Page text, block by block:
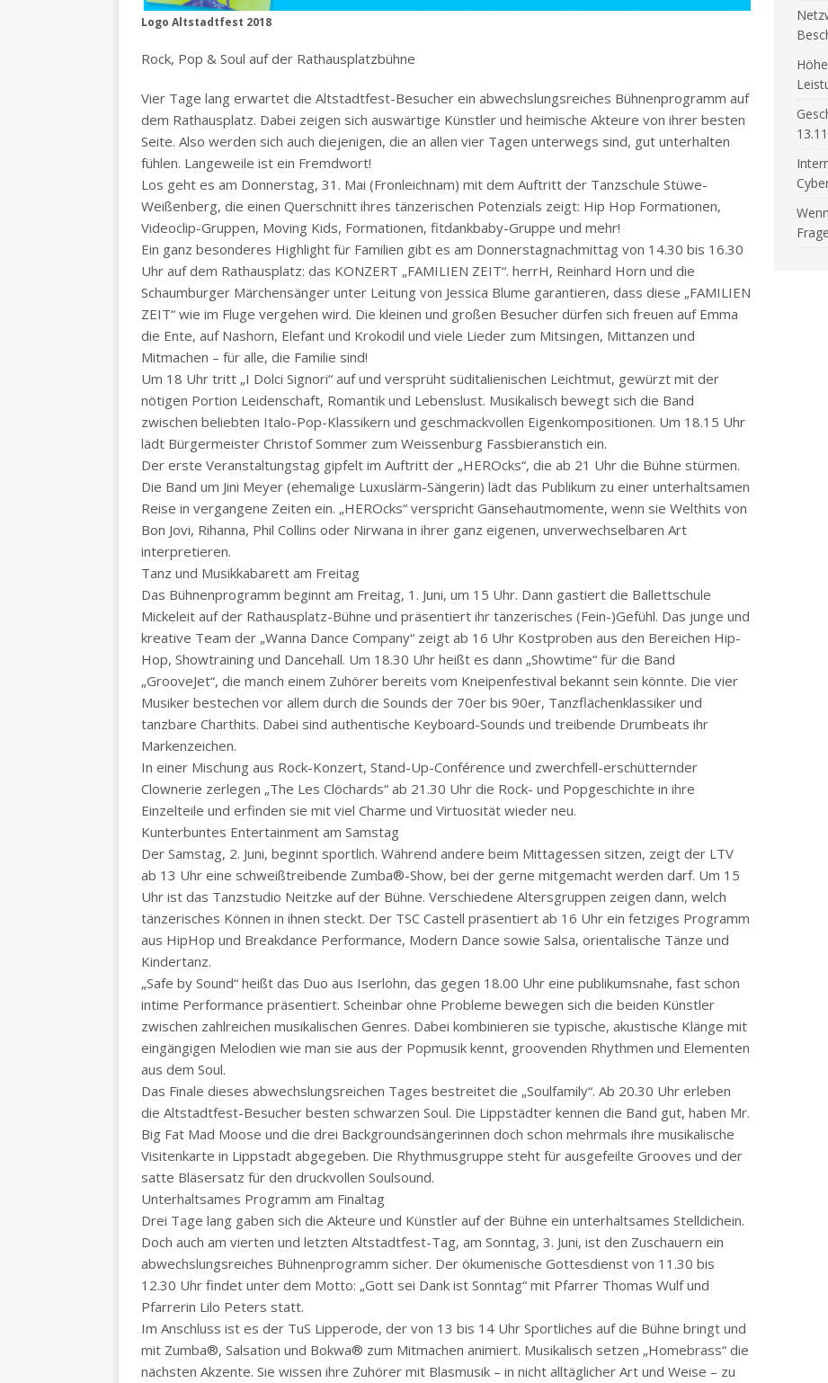
Logo Altstadtfest 2018
Rock, Pop & Soul auf der Rathausplatzbühne
Vier Tage lang erwartet die Altstadtfest-Besucher ein abwechslungsreiches Bühnenprogramm auf
dem Rathausplatz. Dabei zeigen sich auswärtige Künstler und heimische Akteure von ihrer besten
Seite. Also werden sich auch diejenigen, die an allen vier Tagen unterwegs sind, gut unterhalten
fühlen. Langeweile ist ein Fremdwort!
Los geht es am Donnerstag, 31. Mai (Fronleichnam) mit dem Auftritt der Tanzschule Stüwe-
Weißenberg, die einen Querschnitt ihres tänzerischen Potenzials zeigt: Hip Hop Formationen,
Videoclip-Gruppen, Moving Kids, Formationen, fitdankbaby-Gruppe und mehr!
Ein ganz besonderes Highlight für Familien gibt es am Donnerstagnachmittag von 14.30 bis 16.30
Uhr auf dem Rathausplatz: das KONZERT „FAMILIEN ZEIT“. herrH, Reinhard Horn und die
Schaumburger Märchensänger unter Leitung von Jessica Blume garantieren, dass diese „FAMILIEN
ZEIT“ wie im Fluge vergehen wird. Die kleinen und großen Besucher dürfen sich freuen auf Emma
die Ente, auf Nashorn, Elefant und Krokodil und viele Lieder zum Mitsingen, Mittanzen und
Mitmachen – für alle, die Familie sind!
Um 18 Uhr tritt „I Dolci Signori“ auf und versprüht süditalienischen Leichtmut, gewürzt mit der
nötigen Portion Leidenschaft, Romantik und Lebenslust. Musikalisch bewegt sich die Band
zwischen beliebten Italo-Pop-Klassikern und geschmackvollen Eigenkompositionen. Um 18.15 Uhr
lädt Bürgermeister Christof Sommer zum Weissenburg Fassbieranstich ein.
Der erste Veranstaltungstag gipfelt im Auftritt der „HEROcks“, die ab 21 Uhr die Bühne stürmen.
Die Band um Jini Meyer (ehemalige Luxuslärm-Sängerin) lädt das Publikum zu einer unterhaltsamen
Reise in vergangene Zeiten ein. „HEROcks“ verspricht Gänsehautmomente, wenn sie Welthits von
Bon Jovi, Rihanna, Phil Collins oder Nirwana in ihrer ganz eigenen, unverwechselbaren Art
interpretieren.
Tanz und Musikkabarett am Freitag
Das Bühnenprogramm beginnt am Freitag, 1. Juni, um 15 Uhr. Dann gastiert die Ballettschule
Mickeleit auf der Rathausplatz-Bühne und präsentiert ihr tänzerisches (Fein-)Gefühl. Das junge und
kreative Team der „Wanna Dance Company“ zeigt ab 16 Uhr Kostproben aus den Bereichen Hip-
Hop, Showtraining und Dancehall. Um 18.30 Uhr heißt es dann „Showtime“ für die Band
„GrooveJet“, die manch einem Zuhörer bereits vom Kneipenfestival bekannt sein könnte. Die vier
Musiker bestechen vor allem durch die Sounds der 70er bis 90er, Tanzflächenklassiker und
tanzbare Charthits. Dabei sind authentische Keyboard-Sounds und treibende Drumbeats ihr
Markenzeichen.
In einer Mischung aus Rock-Konzert, Stand-Up-Conférence und zwerchfell-erschütternder
Clownerie zerlegen „The Les Clöchards“ ab 21.30 Uhr die Rock- und Popgeschichte in ihre
Einzelteile und erfinden sie mit viel Charme und Virtuosität wieder neu.
Kunterbuntes Entertainment am Samstag
Der Samstag, 2. Juni, beginnt sportlich. Während andere beim Mittagessen sitzen, zeigt der LTV
ab 13 Uhr eine schweißtreibende Zumba®-Show, bei der gerne mitgemacht werden darf. Um 15
Uhr ist das Tanzstudio Neitzke auf der Bühne. Verschiedene Altersgruppen zeigen dann, welch
tänzerisches Können in ihnen steckt. Der TSC Castell präsentiert ab 16 Uhr ein fetziges Programm
aus HipHop und Breakdance Performance, Modern Dance sowie Salsa, orientalische Tänze und
Kindertanz.
„Safe by Sound“ heißt das Duo aus Iserlohn, das gegen 18.00 Uhr eine publikumsnahe, fast schon
intime Performance präsentiert. Scheinbar ohne Probleme bewegen sich die beiden Künstler
zwischen zahlreichen musikalischen Genres. Dabei kombinieren sie typische, akustische Klänge mit
eingängigen Melodien wie man sie aus der Popmusik kennt, groovenden Rhythmen und Elementen
aus dem Soul.
Das Finale dieses abwechslungsreichen Tages bestreitet die „Soulfamily“. Ab 20.30 Uhr erleben
die Altstadtfest-Besucher besten schwarzen Soul. Die Lippstädter kennen die Band gut, haben Mr.
Big Fat Mad Moose und die drei Backgroundsängerinnen doch schon mehrmals ihre musikalische
Visitenkarte in Lippstadt abgegeben. Die Rhythmusgruppe steht für ausgefeilte Grooves und der
satte Bläsersatz für den druckvollen Soulsound.
Unterhaltsames Programm am Finaltag
Drei Tage lang gaben sich die Akteure und Künstler auf der Bühne ein unterhaltsames Stelldichein.
Doch auch am vierten und letzten Altstadtfest-Tag, am Sonntag, 3. Juni, ist den Zuschauern ein
abwechslungsreiches Bühnenprogramm sicher. Der ökumenische Gottesdienst von 11.30 bis
12.30 Uhr findet unter dem Motto: „Gott sei Dank ist Sonntag“ mit Pfarrer Thomas Wulf und
Pfarrerin Lilo Peters statt.
Im Anschluss ist es der TuS Lipperode, der von 13 bis 14 Uhr Sportliches auf die Bühne bringt und
mit Zumba®, Salsation und Bokwa® zum Mitmachen animiert. Musikalisch setzen „Homebrass“ die
nächsten Akzente. Sie wissen ihre Zuhörer mit Blasmusik – in nicht alltäglicher Art und Weise – zu